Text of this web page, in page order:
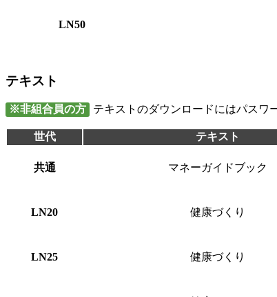
LN50
テキスト
※非組合員の方 テキストのダウンロードにはパスワ
世代 テキスト
共通 マネーガイドブック
LN20 健康づくり
LN25 健康づくり